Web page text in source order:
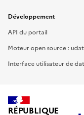
Développement
API du portail
Moteur open source :
Interface utilisateur de
RÉPUBLIQUE